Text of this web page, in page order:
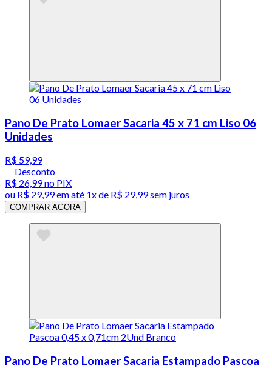
Pano De Prato Lomaer Sacaria 45 x 71 cm Liso 06
Unidades
R$ 59,99
Desconto
R$ 26,99no PIX
ou R$ 29,99em até 1x de R$ 29,99sem juros
COMPRAR AGORA
Pano De Prato Lomaer Sacaria Estampado Pascoa